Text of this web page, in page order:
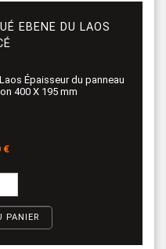
EBENE DU LAOS
Épaisseur du panneau
400 X 195 mm
€
PANIER